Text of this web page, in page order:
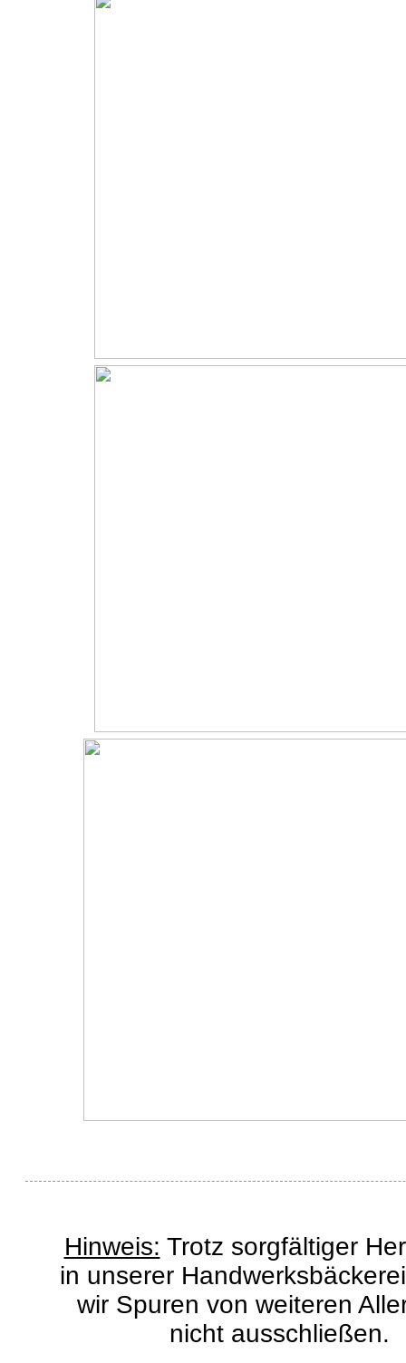
Hinweis: Trotz sorgfältiger
in unserer
wir Spuren von weiteren
nicht ausschließen.